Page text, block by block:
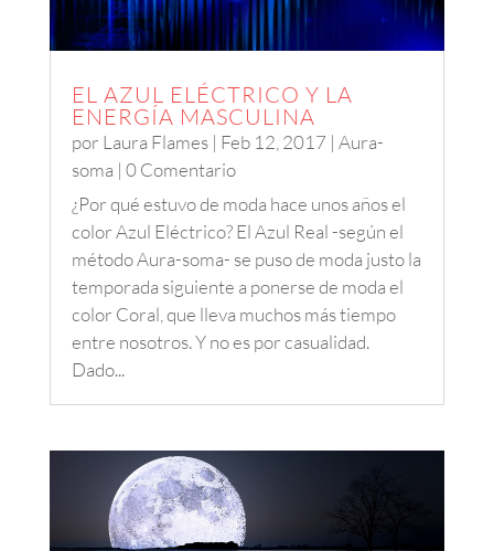
EL AZUL ELÉCTRICO Y LA
ENERGÍA MASCULINA
por Laura Flames| Feb 12, 2017 | Aura-
soma | 0 Comentario
¿Por qué estuvo de moda hace unos años el
color Azul Eléctrico? El Azul Real -según el
método Aura-soma- se puso de moda justo la
temporada siguiente a ponerse de moda el
color Coral, que lleva muchos más tiempo
entre nosotros. Y no es por casualidad.
Dado...